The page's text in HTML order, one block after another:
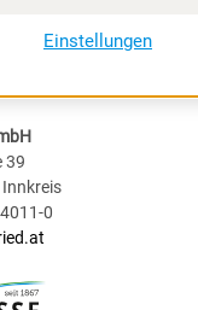
39
Innkreis
0
Einstellungen